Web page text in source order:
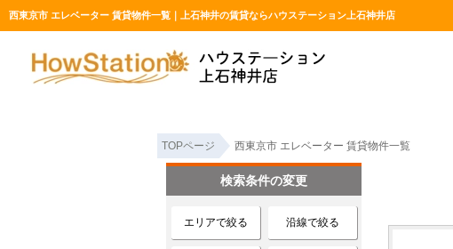
西東京市 エレベーター 賃貸物件一覧｜上石神井の賃貸ならハウステーション上石神井店
TOPページ 西東京市 エレベーター 賃貸物件一覧
検索条件の変更
エリアで絞る 沿線で絞る